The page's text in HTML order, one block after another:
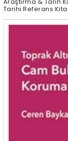
Tarihi Referans